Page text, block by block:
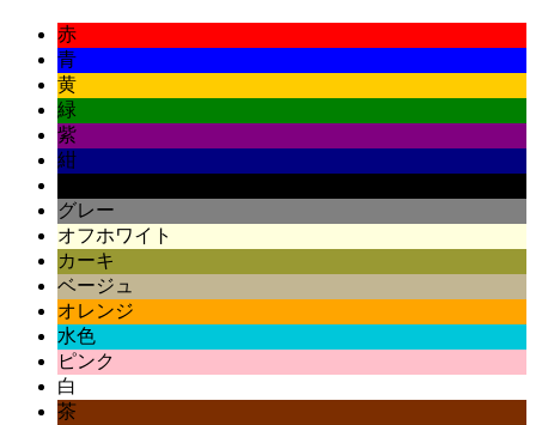
赤
青
黄
緑
紫
紺
グレー
オフホワイト
カーキ
ベージュ
オレンジ
水色
ピンク
白
茶